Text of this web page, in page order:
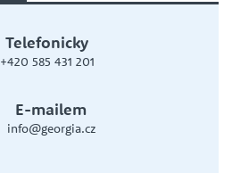
Telefonicky
+420 585 431 201
E-mailem
info@georgia.cz